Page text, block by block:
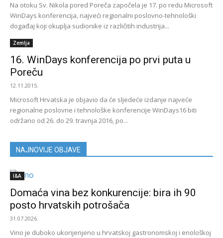
Na otoku Sv. Nikola pored Poreča započela je 17. po redu Microsoft
WinDays konferencija, najveći regionalni poslovno-tehnološki
događaj koji okuplja sudionike iz različitih industrija...
Zemlja
16. WinDays konferencija po prvi puta u
Poreču
12.11.2015.
Microsoft Hrvatska je objavio da će sljedeće izdanje najveće
regionalne poslovne i tehnološke konferencije WinDays16 biti
održano od 26. do 29. travnja 2016, po...
NAJNOVIJE OBJAVE
I&A
Domaća vina bez konkurencije: bira ih 90
posto hrvatskih potrošača
31.07.2026.
Vino je duboko ukorijenjeno u hrvatskoj gastronomskoj i enološkoj